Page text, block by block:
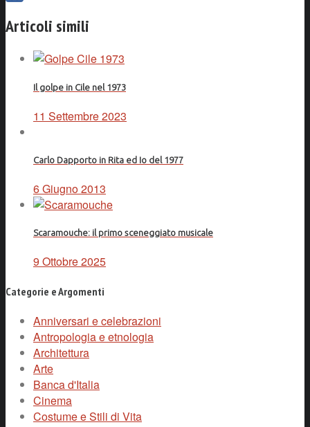
Articoli simili
Il golpe in Cile nel 1973
11 Settembre 2023
Carlo Dapporto in Rita ed Io del 1977
6 Giugno 2013
Scaramouche: il primo sceneggiato musicale
9 Ottobre 2025
Categorie e Argomenti
Anniversari e celebrazioni
Antropologia e etnologia
Architettura
Arte
Banca d'Italia
Cinema
Costume e Stili di Vita